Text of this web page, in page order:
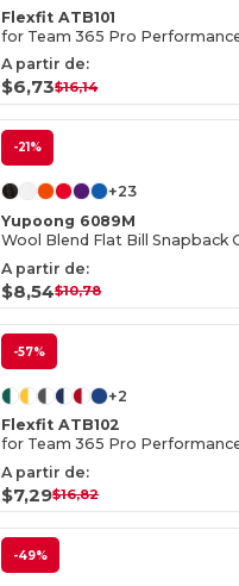
Flexfit ATB101
A partir de:
$6,73$16,14
-21%
+23
Yupoong 6089M
Wool Blend Flat Bill Snapback
A partir de:
$8,54$10,78
-57%
+2
Flexfit ATB102
A partir de:
$7,29$16,82
-49%